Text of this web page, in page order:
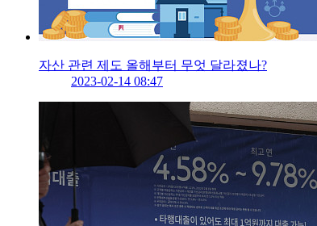
자산 관련 제도 올해부터 무엇 달라졌나?
2023-02-14 08:47